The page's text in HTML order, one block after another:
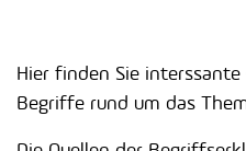
Hier finden Sie
Begriffe rund um das